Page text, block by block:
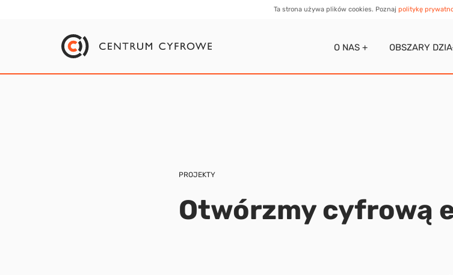
Ta strona używa plików cookies. Poznaj politykę
O NAS + OBSZARY
PROJEKTY
Otwórzmy cyfrową